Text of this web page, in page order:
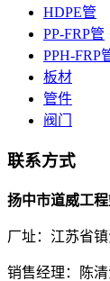
HDPE管
PP-FRP管
PPH-FRP
板材
管件
阀门
联系方式
扬中市道威工
厂址：江苏省
销售经理：陈